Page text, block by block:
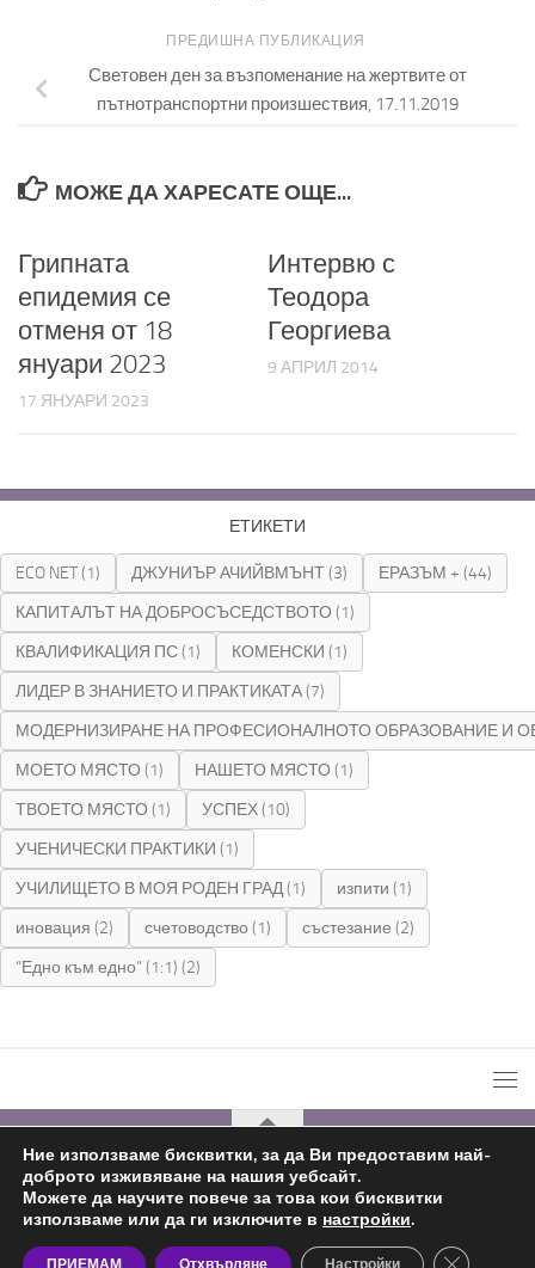
ПРЕДИШНА ПУБЛИКАЦИЯ
Световен ден за възпоменание на жертвите от
пътнотранспортни произшествия, 17.11.2019
МОЖЕ ДА ХАРЕСАТЕ ОЩЕ...
Грипната
епидемия се
отменя от 18
януари 2023
17 ЯНУАРИ 2023
Интервю с
Теодора
Георгиева
9 АПРИЛ 2014
ЕТИКЕТИ
ECO NET(1) ДЖУНИЪР АЧИЙВМЪНТ(3) ЕРАЗЪМ + (44)
КАПИТАЛЪТ НА ДОБРОСЪСЕДСТВОТО (1)
КВАЛИФИКАЦИЯ ПС(1) КОМЕНСКИ (1)
ЛИДЕР В ЗНАНИЕТО И ПРАКТИКАТА(7)
МОДЕРНИЗИРАНЕ НА ПРОФЕСИОНАЛНОТО ОБРАЗОВАНИЕ И
МОЕТО МЯСТО (1) НАШЕТО МЯСТО (1)
ТВОЕТО МЯСТО (1) УСПЕХ(10)
УЧЕНИЧЕСКИ ПРАКТИКИ (1)
УЧИЛИЩЕТО В МОЯ РОДЕН ГРАД(1) изпити (1)
иновация (2) счетоводство (1) състезание (2)
“Едно към едно” (1:1) (2)
С подкрепата наНиколай Комнев2019 - 2026
Ние използваме бисквитки, за да Ви предоставим най-
доброто изживяване на нашия уебсайт.
Можете да научите повече за това кои бисквитки
използваме или да ги изключите в настройки.
Close